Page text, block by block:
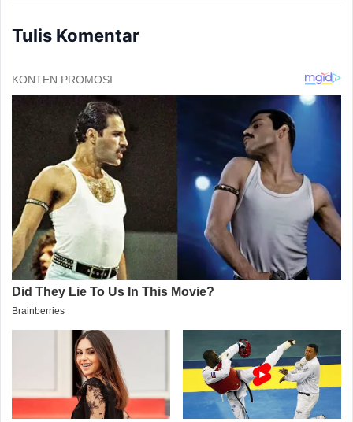
Tulis Komentar